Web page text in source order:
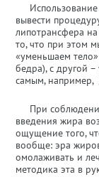
вывести
липотрансфера
то, что при этом
«уменьшаем
бедра), с другой
самым, например,
При
введения жира
ощущение того,
вообще: эра
омолаживать и
методика эта в